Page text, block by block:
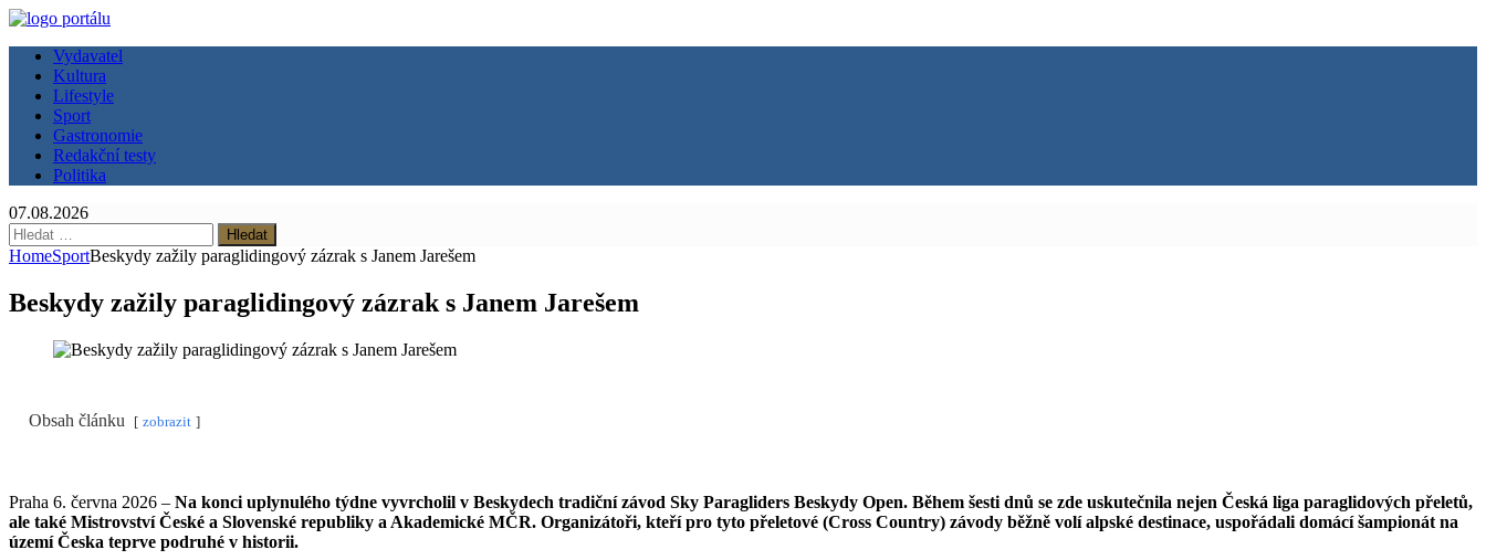
Vydavatel
Kultura
Lifestyle
Sport
Gastronomie
Redakční testy
Politika
07.08.2026
Vyhledávání
HomeSportBeskydy zažily paraglidingový zázrak s Janem Jarešem
Beskydy zažily paraglidingový zázrak s Janem Jarešem
Obsah článku zobrazit
Praha 6. června 2026 – Na konci uplynulého týdne vyvrcholil v Beskydech tradiční závod Sky Paragliders Beskydy Open. Během šesti dnů se zde uskutečnila nejen Česká liga paraglidových přeletů,
ale také Mistrovství České a Slovenské republiky a Akademické MČR. Organizátoři, kteří pro tyto přeletové (Cross Country) závody běžně volí alpské destinace, uspořádali domácí šampionát na
území Česka teprve podruhé v historii.